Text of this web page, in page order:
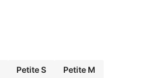
Petite S Petite M